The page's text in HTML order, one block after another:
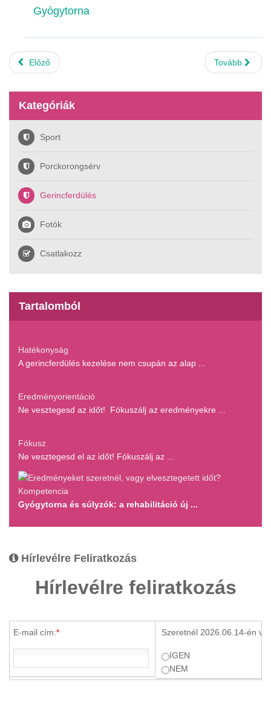
Gyógytorna
Előző Tovább
Kategóriák
Sport
Porckorongsérv
Gerincferdülés
Fotók
Csatlakozz
Tartalomból
Hatékonyság
A gerincferdülés kezelése nem csupán az alap ...
Eredményorientáció
Ne vesztegesd az időt! Fókuszálj az eredményekre ...
Fókusz
Ne vesztegesd el az időt! Fókuszálj az ...
Kompetencia
Gyógytorna és súlyzók: a rehabilitáció új ...
Hírlevélre Feliratkozás
Hírlevélre feliratkozás
E-mail cím:* Szeretnél 2026.06.14-én
IGEN
NEM